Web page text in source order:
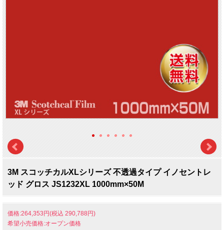
3M スコッチカルXLシリーズ 不透過タイプ イノセントレ
ッド グロス JS1232XL 1000mm×50M
価格:264,353円(税込 290,788円)
希望小売価格:オープン価格